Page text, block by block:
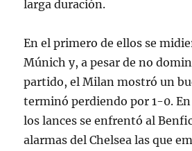
larga duración.
En el primero de ellos se
Múnich y, a pesar de no
partido, el Milan mostró un
terminó perdiendo por 1-0. En
los lances se enfrentó al
alarmas del Chelsea las que